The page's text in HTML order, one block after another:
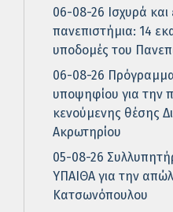
06-08-26 Ισχυρά
πανεπιστήμια: 14
υποδομές του
06-08-26
υποψηφίου για την
κενούμενης θέσης
Ακρωτηρίου
05-08-26
ΥΠΑΙΘΑ για την
Κατσωνόπουλου